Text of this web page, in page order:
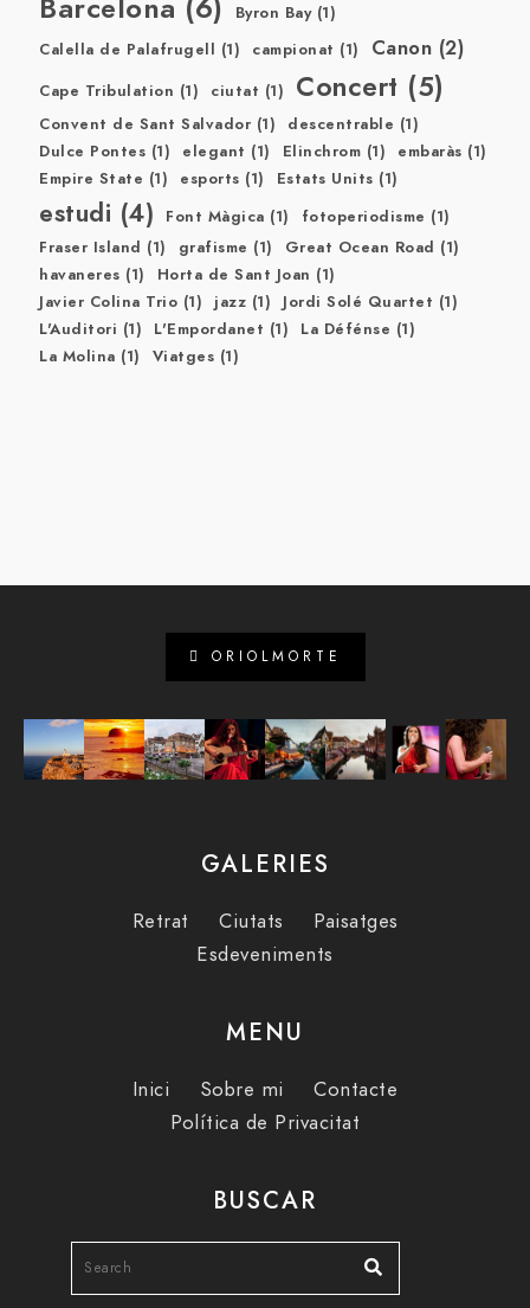
Byron Bay(1)
Calella de Palafrugell (1) campionat (1) Canon (2)
Cape Tribulation (1) ciutat (1) Concert (5)
Convent de Sant Salvador (1) descentrable (1)
Dulce Pontes (1) elegant (1) Elinchrom (1) embaràs (1)
Empire State (1) esports (1) Estats Units (1)
estudi (4) Font Màgica (1) fotoperiodisme (1)
Fraser Island (1) grafisme (1) Great Ocean Road (1)
havaneres (1) Horta de Sant Joan (1)
Javier Colina Trio (1) jazz (1) Jordi Solé Quartet (1)
L'Auditori (1) L'Empordanet (1) La Défénse (1)
La Molina (1) Viatges (1)
ORIOLMORTE
GALERIES
Retrat Ciutats
Paisatges
Esdeveniments
MENU
Inici Sobre mi
Contacte
Política de Privacitat
BUSCAR